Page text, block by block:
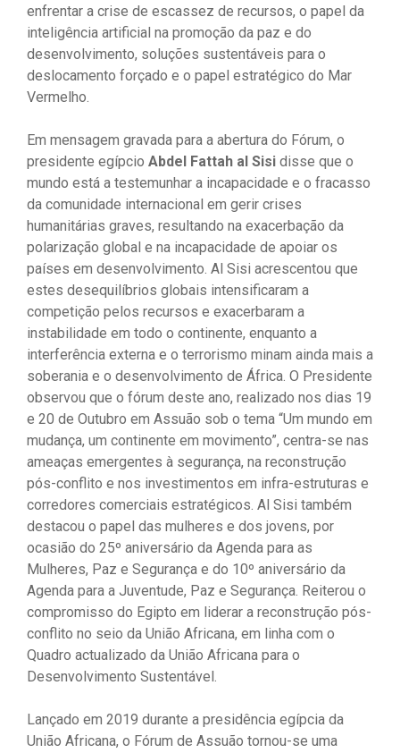
enfrentar a crise de escassez de recursos, o papel da
inteligência artificial na promoção da paz e do
desenvolvimento, soluções sustentáveis ​​para o
deslocamento forçado e o papel estratégico do Mar
Vermelho.
Em mensagem gravada para a abertura do Fórum, o
presidente egípcio Abdel Fattah al Sisi disse que o
mundo está a testemunhar a incapacidade e o fracasso
da comunidade internacional em gerir crises
humanitárias graves, resultando na exacerbação da
polarização global e na incapacidade de apoiar os
países em desenvolvimento. Al Sisi acrescentou que
estes desequilíbrios globais intensificaram a
competição pelos recursos e exacerbaram a
instabilidade em todo o continente, enquanto a
interferência externa e o terrorismo minam ainda mais a
soberania e o desenvolvimento de África. O Presidente
observou que o fórum deste ano, realizado nos dias 19
e 20 de Outubro em Assuão sob o tema “Um mundo em
mudança, um continente em movimento”, centra-se nas
ameaças emergentes à segurança, na reconstrução
pós-conflito e nos investimentos em infra-estruturas e
corredores comerciais estratégicos. Al Sisi também
destacou o papel das mulheres e dos jovens, por
ocasião do 25º aniversário da Agenda para as
Mulheres, Paz e Segurança e do 10º aniversário da
Agenda para a Juventude, Paz e Segurança. Reiterou o
compromisso do Egipto em liderar a reconstrução pós-
conflito no seio da União Africana, em linha com o
Quadro actualizado da União Africana para o
Desenvolvimento Sustentável.
Lançado em 2019 durante a presidência egípcia da
União Africana, o Fórum de Assuão tornou-se uma